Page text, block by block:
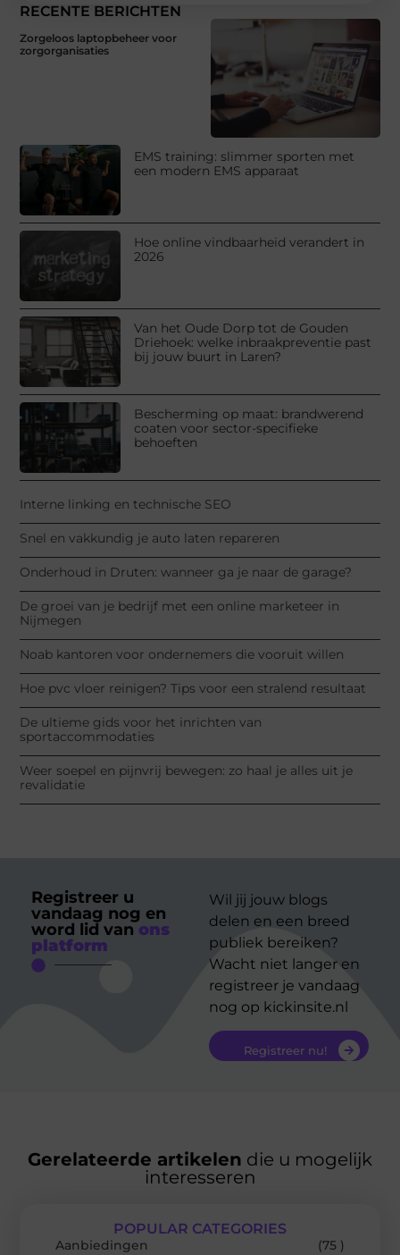
RECENTE BERICHTEN
Zorgeloos laptopbeheer voor
zorgorganisaties
EMS training: slimmer sporten met
een modern EMS apparaat
Hoe online vindbaarheid verandert in
2026
Van het Oude Dorp tot de Gouden
Driehoek: welke inbraakpreventie past
bij jouw buurt in Laren?
Bescherming op maat: brandwerend
coaten voor sector-specifieke
behoeften
Interne linking en technische SEO
Snel en vakkundig je auto laten repareren
Onderhoud in Druten: wanneer ga je naar de garage?
De groei van je bedrijf met een online marketeer in
Nijmegen
Noab kantoren voor ondernemers die vooruit willen
Hoe pvc vloer reinigen? Tips voor een stralend resultaat
De ultieme gids voor het inrichten van
sportaccommodaties
Weer soepel en pijnvrij bewegen: zo haal je alles uit je
revalidatie
Registreer u
vandaag nog en
word lid van ons
platform
Wil jij jouw blogs
delen en een breed
publiek bereiken?
Wacht niet langer en
registreer je vandaag
nog op kickinsite.nl
Registreer nu!
Gerelateerde artikelen die u mogelijk
interesseren
POPULAR CATEGORIES
Aanbiedingen
(75 )